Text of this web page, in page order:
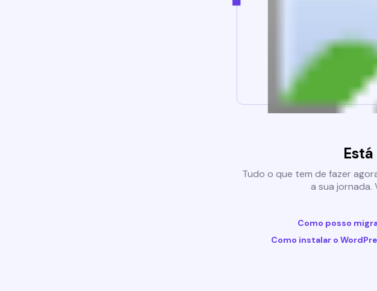
Tudo o que tem de fazer
a sua jornada.
Como posso
Como instalar o